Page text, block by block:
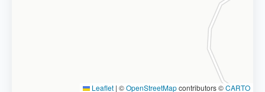
Leaflet | ©OpenStreetMapcontributors ©CARTO